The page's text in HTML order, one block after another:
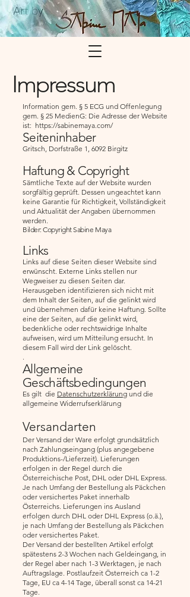
Impressum
Information gem. § 5 ECG und Offenlegung
gem. § 25 MedienG: Die Adresse der Website
ist: https://sabinemaya.com/
Seiteninhaber
Gritsch, Dorfstraße 1, 6092 Birgitz
Haftung & Copyright
Sämtliche Texte auf der Website wurden
sorgfältig geprüft. Dessen ungeachtet kann
keine Garantie für Richtigkeit, Vollständigkeit
und Aktualität der Angaben übernommen
werden.
Bilder: Copyright Sabine Maya
Links
Links auf diese Seiten dieser Website sind
erwünscht. Externe Links stellen nur
Wegweiser zu diesen Seiten dar.
Herausgeben identifizieren sich nicht mit
dem Inhalt der Seiten, auf die gelinkt wird
und übernehmen dafür keine Haftung. Sollte
eine der Seiten, auf die gelinkt wird,
bedenkliche oder rechtswidrige Inhalte
aufweisen, wird um Mitteilung ersucht. In
diesem Fall wird der Link gelöscht.
.
Allgemeine
Geschäftsbedingungen
Es gilt die Datenschutzerklärung und die
allgemeine Widerrufserklärung
Versandarten
Der Versand der Ware erfolgt grundsätzlich
nach Zahlungseingang (plus angegebene
Produktions-/Lieferzeit). Lieferungen
erfolgen in der Regel durch die
Österreichische Post, DHL oder DHL Express.
Je nach Umfang der Bestellung als Päckchen
oder versichertes Paket innerhalb
Österreichs. Lieferungen ins Ausland
erfolgen durch DHL oder DHL Express (o.ä.),
je nach Umfang der Bestellung als Päckchen
oder versichertes Paket.
Der Versand der bestellten Artikel erfolgt
spätestens 2-3 Wochen nach Geldeingang, in
der Regel aber nach 1-3 Werktagen, je nach
Auftragslage. Postlaufzeit Österreich ca 1-2
Tage, EU ca 4-14 Tage, überall sonst ca 14-21
Tage.